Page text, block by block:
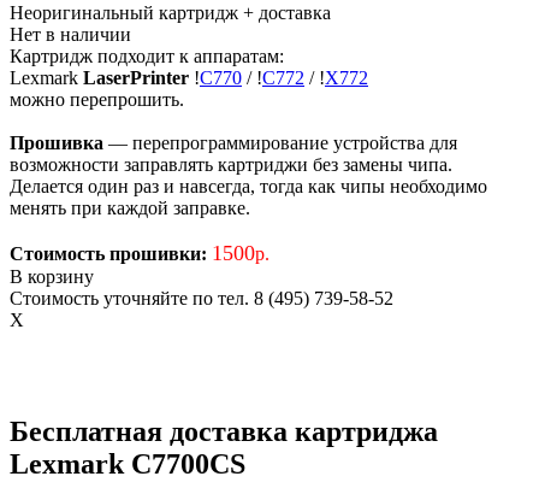
Неоригинальный картридж + доставка
Нет в наличии
Картридж подходит к аппаратам:
Lexmark LaserPrinter !C770 / !C772 / !X772
можно перепрошить.
Прошивка — перепрограммирование устройства для
возможности заправлять картриджи без замены чипа.
Делается один раз и навсегда, тогда как чипы необходимо
менять при каждой заправке.
Стоимость прошивки: 1500р.
В корзину
Стоимость уточняйте по тел. 8 (495) 739-58-52
X
Бесплатная доставка картриджа
Lexmark C7700CS